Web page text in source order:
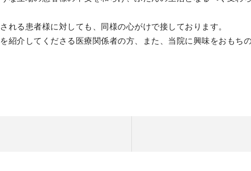
れる患者様に対しても、同様の心がけで接しております。
紹介してくださる医療関係者の方、また、当院に興味をおもち